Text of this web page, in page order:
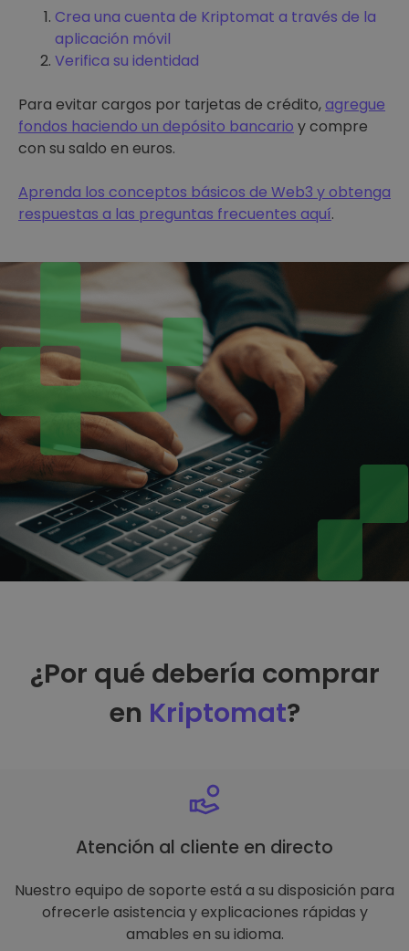
Crea una cuenta de Kriptomat a través de la
aplicación móvil
Verifica su identidad
Para evitar cargos por tarjetas de crédito,agregue
fondos haciendo un depósito bancario y compre
con su saldo en euros.
Aprenda los conceptos básicos de Web3 y obtenga
respuestas a las preguntas frecuentes aquí.
¿Por qué debería comprar
en Kriptomat?
Atención al cliente en directo
Nuestro equipo de soporte está a su disposición para
ofrecerle asistencia y explicaciones rápidas y
amables en su idioma.